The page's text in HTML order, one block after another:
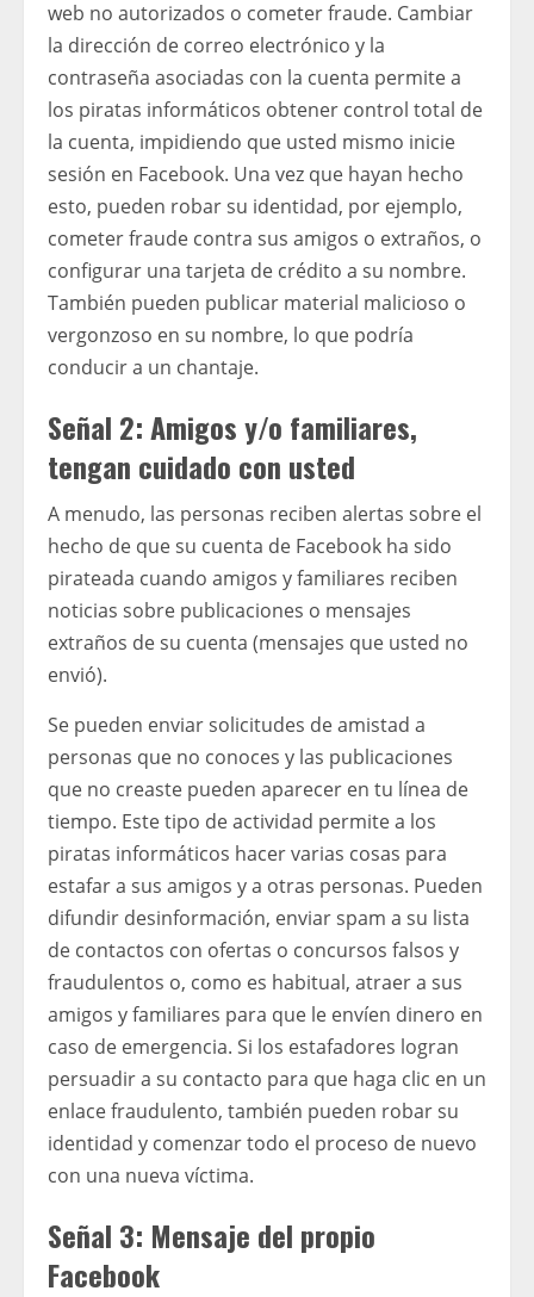
web no autorizados o cometer fraude. Cambiar
la dirección de correo electrónico y la
contraseña asociadas con la cuenta permite a
los piratas informáticos obtener control total de
la cuenta, impidiendo que usted mismo inicie
sesión en Facebook. Una vez que hayan hecho
esto, pueden robar su identidad, por ejemplo,
cometer fraude contra sus amigos o extraños, o
configurar una tarjeta de crédito a su nombre.
También pueden publicar material malicioso o
vergonzoso en su nombre, lo que podría
conducir a un chantaje.
Señal 2: Amigos y/o familiares,
tengan cuidado con usted
A menudo, las personas reciben alertas sobre el
hecho de que su cuenta de Facebook ha sido
pirateada cuando amigos y familiares reciben
noticias sobre publicaciones o mensajes
extraños de su cuenta (mensajes que usted no
envió).
Se pueden enviar solicitudes de amistad a
personas que no conoces y las publicaciones
que no creaste pueden aparecer en tu línea de
tiempo. Este tipo de actividad permite a los
piratas informáticos hacer varias cosas para
estafar a sus amigos y a otras personas. Pueden
difundir desinformación, enviar spam a su lista
de contactos con ofertas o concursos falsos y
fraudulentos o, como es habitual, atraer a sus
amigos y familiares para que le envíen dinero en
caso de emergencia. Si los estafadores logran
persuadir a su contacto para que haga clic en un
enlace fraudulento, también pueden robar su
identidad y comenzar todo el proceso de nuevo
con una nueva víctima.
Señal 3: Mensaje del propio
Facebook